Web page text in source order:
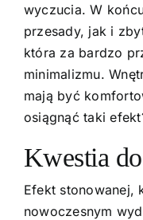
wyczucia. W
przesady, jak i
która za bardzo
minimalizmu.
mają być
osiągnąć taki
Kwestia
Efekt stonowanej,
nowoczesnym